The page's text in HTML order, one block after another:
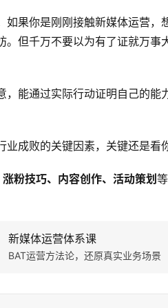
果你是刚刚接触新媒体运营，
但千万不要以为有了证就万事
能通过实际行动证明自己的能
成败的关键因素，关键还是看
粉技巧、内容创作、活动策划
新媒体运营体系课
BAT运营方法论，还原真实业务场景